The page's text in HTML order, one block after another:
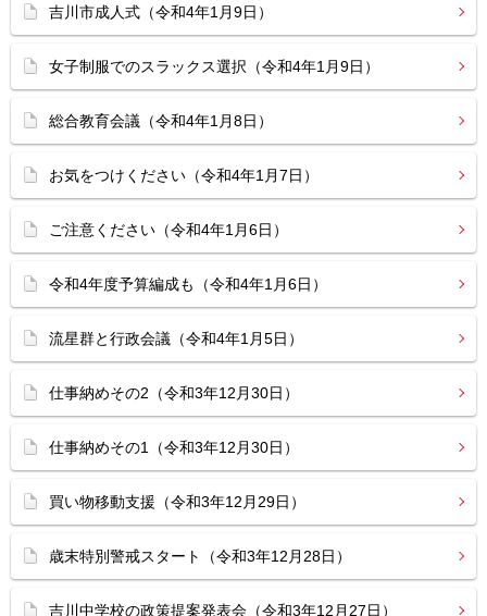
吉川市成人式（令和4年1月9日）
女子制服でのスラックス選択（令和4年1月9日）
総合教育会議（令和4年1月8日）
お気をつけください（令和4年1月7日）
ご注意ください（令和4年1月6日）
令和4年度予算編成も（令和4年1月6日）
流星群と行政会議（令和4年1月5日）
仕事納めその2（令和3年12月30日）
仕事納めその1（令和3年12月30日）
買い物移動支援（令和3年12月29日）
歳末特別警戒スタート（令和3年12月28日）
吉川中学校の政策提案発表会（令和3年12月27日）